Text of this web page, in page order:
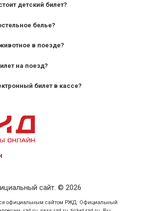
следования — от 10 лет и
поездов — от 7 лет.
детский билет?
белье?
в поезде?
на поезд?
билет в кассе?
14-значный номер заказа;
личности пассажира, на
сайт. © 2026
официальным сайтом РЖД. Официальный